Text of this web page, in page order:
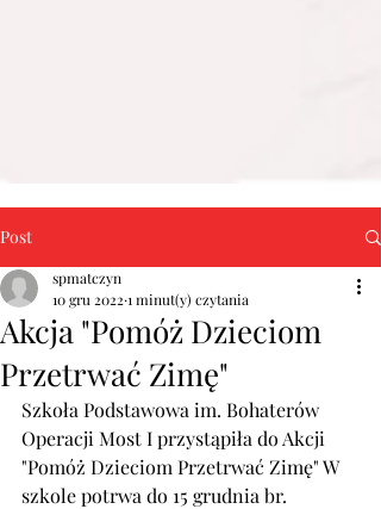
Post
Akcja "Pomóż Dzieciom
Przetrwać Zimę"
spmatczyn
10 gru 2022 1 minut(y) czytania
Szkoła Podstawowa im. Bohaterów
Operacji Most I przystąpiła do Akcji
"Pomóż Dzieciom Przetrwać Zimę" W
szkole potrwa do 15 grudnia br.